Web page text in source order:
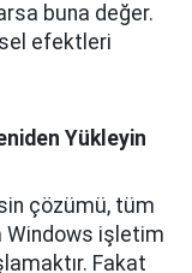
buna değer.
efektleri
Yükleyin
çözümü, tüm
Windows işletim
Fakat